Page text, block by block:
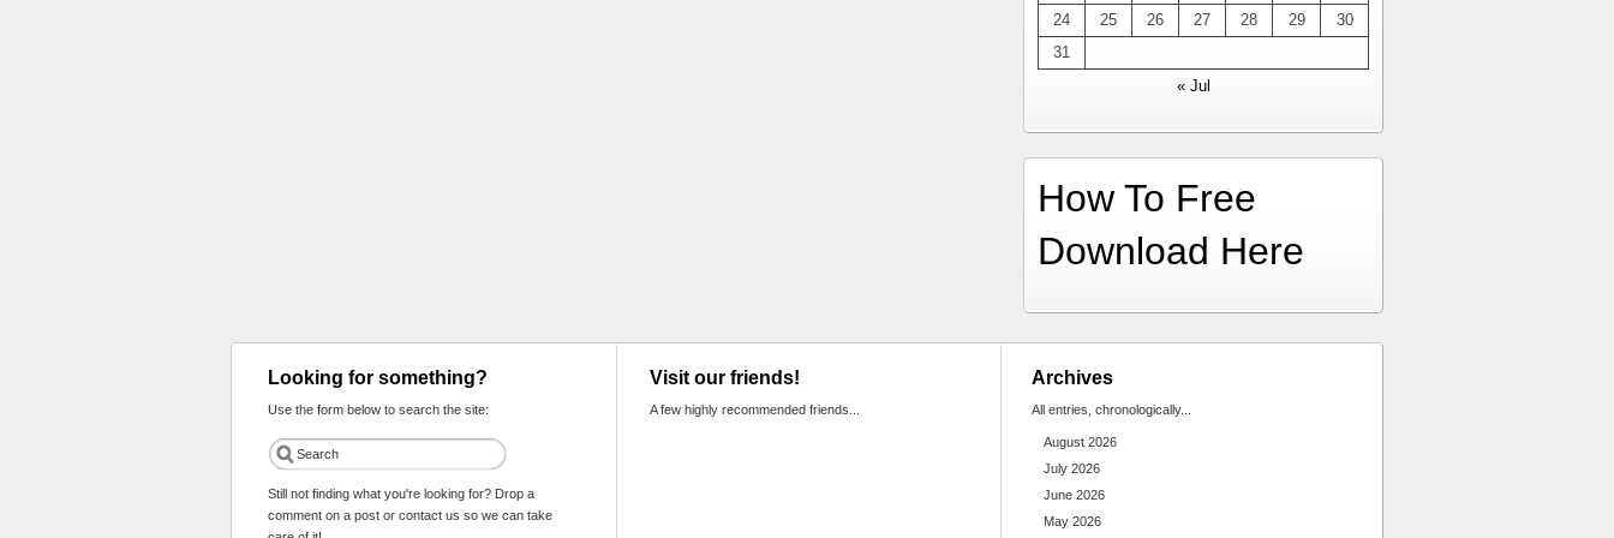
24
25 26 27 28 29
30
31
« Jul
How To Free
Download Here
Looking for something?
Use the form below to search the site:
Still not finding what you're looking for? Drop a
comment on a post or contact us so we can take
Visit our friends!
A few highly recommended friends...
Archives
All entries, chronologically...
August 2026
July 2026
June 2026
May 2026